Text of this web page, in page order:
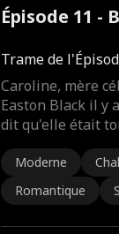
Épisode 11 -
Trame de
Caroline, mère
Easton Black il y
dit qu'elle était
Moderne
Romantique